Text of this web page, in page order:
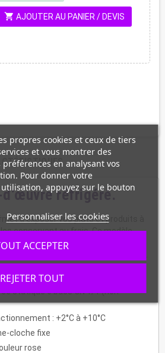
shopping_cart AJOUTER AU PANIER / DEVIS
réfrigéré.
d'exposer vos plats et produits à
conservant au frais. Ce modèle
éclairage, de tablette en granit
statique 6 bacs GN 1/1 (non
: +2°C à +10°C
cloche fixe
rose
propres cookies et ceux de tiers
et vous montrer des
en analysant vos
Pour donner votre
appuyez sur le bouton
Personnaliser les cookies
REJETER TOUT
ACCEPTER